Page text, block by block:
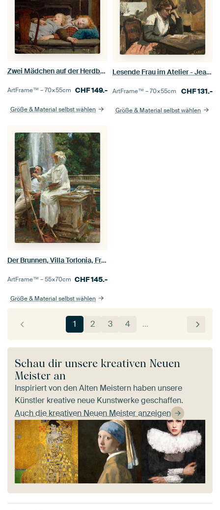
Zwei Mädchen auf der Herdbank, Albert Anker
ArtFrame™ –70×55cm CHF149.-
Größe & Material selbst wählen
Lesende Frau im Atelier - Jean-Baptiste-Camille Corot
ArtFrame™ –70×55cm CHF131.-
Größe & Material selbst wählen
Der Brunnen, Villa Torlonia, Frascati, Italien, John Singer Sargent - 1907
ArtFrame™ –55×70cm CHF145.-
Größe & Material selbst wählen
1 2 3 4 …
Schau dir unsere kreativen Neuen
Meister an
Inspiriert von den Alten Meistern haben unsere
Künstler kreative neue Kunstwerke geschaffen.
Auch die kreativen Neuen Meister anzeigen